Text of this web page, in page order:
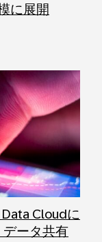
に展開
Data Cloudに
データ共有